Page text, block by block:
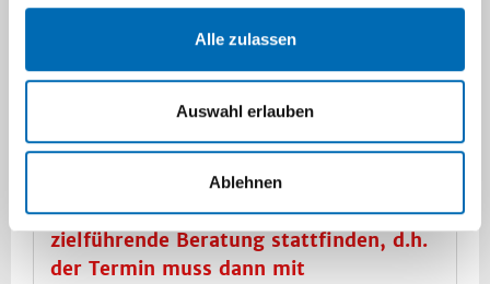
Alle zulassen
Auswahl erlauben
Ablehnen
Konto-Verknüpfungen Ihrer Konten zu
uns werden zurückgesetzt. Wir sind
daher darauf angewiesen, dass Sie die
für Ihre Konten bereithalten. Ohne Ihre
selbst mitgebrachten Daten aus Pumpe
und/oder CGM kann beim Termin keine
zielführende Beratung stattfinden, d.h.
der Termin muss dann mit